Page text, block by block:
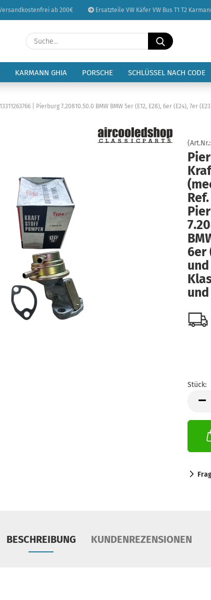
ab 200€ Ersatzteile VW Käfer VW Bus T1 T2
Sprache auswählen
Lieferland
Konto erstellen
Passwort
Suche...
KARMANN GHIA PORSCHE SCHLÜSSEL NACH CODE
| Pierburg 7.20810.50.0 BMW BMW 5er (E12, E28), 6er (E24), 7er
(Art.Nr.:
Ref.
6er
Stück:
Stück
BESCHREIBUNG KUNDENREZENSIONEN